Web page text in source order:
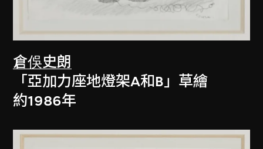
倉俁史朗
「亞加力座地燈架A和B」草繪
約1986年